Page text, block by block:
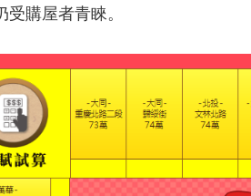
受購屋者青睞。